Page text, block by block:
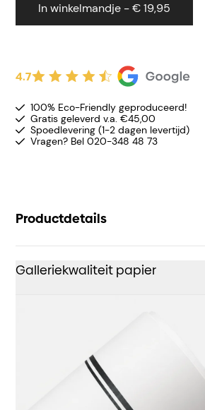
In winkelmandje - € 19,95
4.7
100% Eco-Friendly geproduceerd!
Gratis geleverd v.a. €45,00
Spoedlevering (1-2 dagen levertijd)
Vragen? Bel 020-348 48 73
Productdetails
Galleriekwaliteit papier